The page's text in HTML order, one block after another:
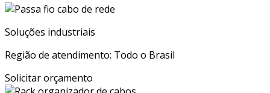
Soluções industriais
Região de atendimento: Todo o Brasil
Solicitar orçamento